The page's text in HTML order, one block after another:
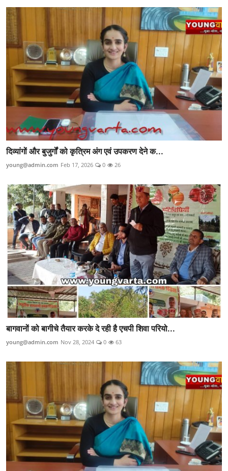
दिव्यांगों और बुजुर्गों को कृत्रिम अंग एवं उपकरण देने क...
young@admin.com Feb 17, 2026 0 26
बागवानों को बागीचे तैयार करके दे रही है एचपी शिवा परियो...
young@admin.com Nov 28, 2024 0 63